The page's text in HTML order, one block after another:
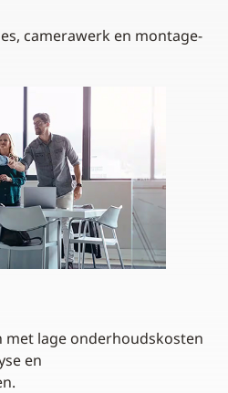
camerawerk en montage-
lage onderhoudskosten
en